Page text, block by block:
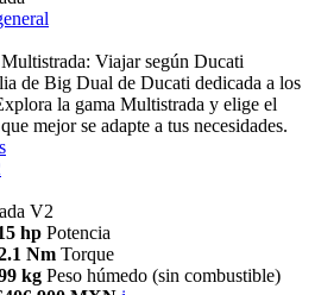
Viajar según Ducati
de Big Dual de Ducati dedicada a los
la gama Multistrada y elige el
mejor se adapte a tus necesidades.
V2
hp Potencia
Nm Torque
kg Peso húmedo (sin combustible)